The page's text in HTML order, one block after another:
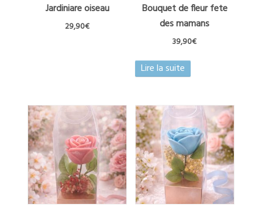
Jardiniare oiseau
29,90€
Bouquet de fleur fete
des mamans
39,90€
Lire la suite